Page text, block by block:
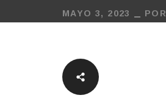
MAYO 3, 2023 POR